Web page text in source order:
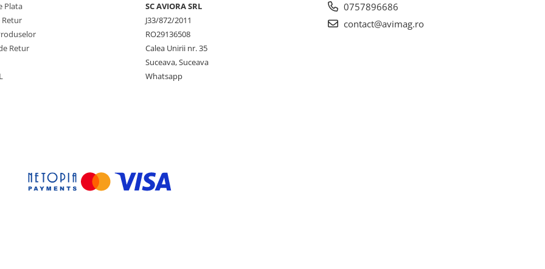
Plata
Retur
Retur
SC AVIORA SRL
J33/872/2011
RO29136508
Calea Unirii nr. 35
Suceava, Suceava
Whatsapp
0757896686
contact@avimag.ro